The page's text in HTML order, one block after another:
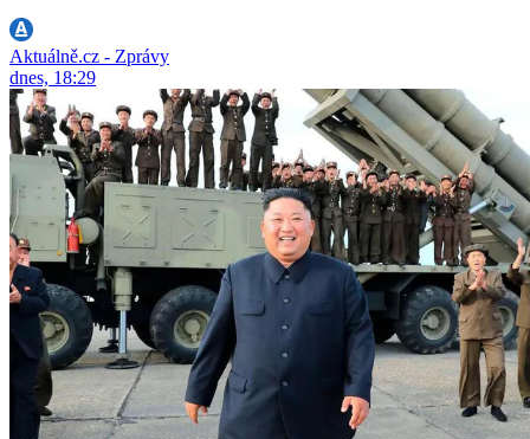
Aktuálně.cz - Zprávy
dnes, 18:29